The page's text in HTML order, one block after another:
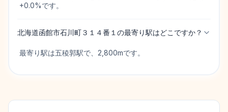
+0.0%です。
北海道函館市石川町３１４番１の最寄り駅はどこですか？
最寄り駅は五稜郭駅で、2,800mです。